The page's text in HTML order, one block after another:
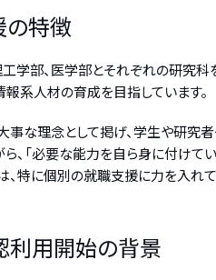
の特徴
学部、医学部とそれぞれの研究
報系人材の育成を目指しています。
な理念として掲げ、学生や研究
ら、「必要な能力を自ら身に付
、特に個別の就職支援に力を入れ
利用開始の背景